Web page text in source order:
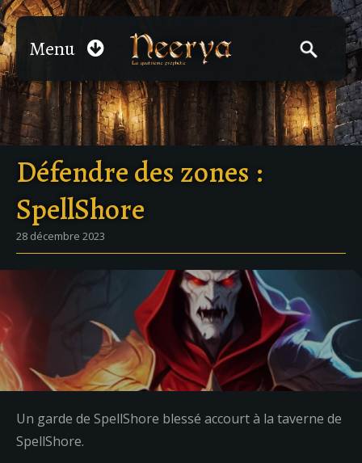
Menu
Défendre des zones :
SpellShore
28 décembre 2023
Un garde de SpellShore blessé accourt à la taverne de
SpellShore.